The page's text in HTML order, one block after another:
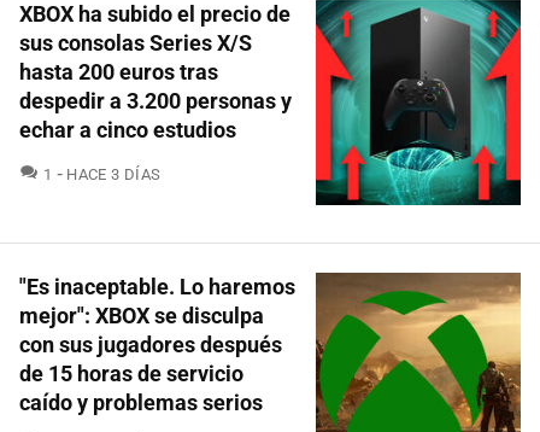
XBOX ha subido el precio de
sus consolas Series X/S
hasta 200 euros tras
despedir a 3.200 personas y
echar a cinco estudios
1 COMENTARIOS
HACE 3 DÍAS
"Es inaceptable. Lo haremos
mejor": XBOX se disculpa
con sus jugadores después
de 15 horas de servicio
caído y problemas serios